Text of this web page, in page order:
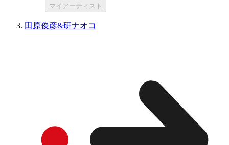
マイアーティスト
田原俊彦&研ナオコ